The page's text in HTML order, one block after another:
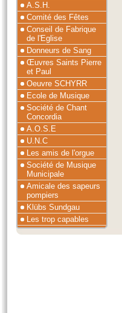
A.S.H.
Comité des Fêtes
Conseil de Fabrique
de l'Eglise
Donneurs de Sang
Œuvres Saints Pierre
et Paul
Oeuvre SCHYRR
Ecole de Musique
Société de Chant
Concordia
A.O.S.E
U.N.C
Les amis de l'orgue
Société de Musique
Municipale
Amicale des sapeurs
pompiers
Klübs Sundgau
Les trop capables